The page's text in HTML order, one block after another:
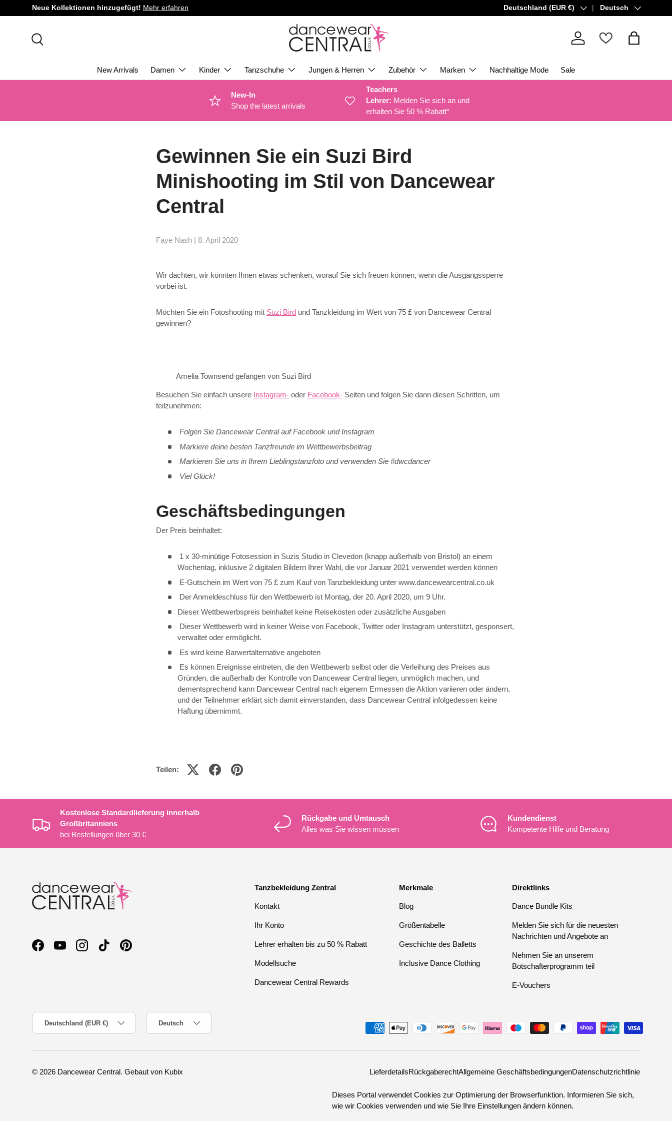
DIREKT ZUM INHALT
Neue Kollektionen hinzugefügt! Mehr erfahren Land/Region
Deutschland (EUR €) SpracheDeutsch
Einloggen
New Arrivals Damen Kinder Tanzschuhe Jungen & Herren Zubehör Marken Nachhaltige Mode Sale
New-In
Shop the latest arrivals
Teachers
Lehrer: Melden Sie sich an und
erhalten Sie 50 % Rabatt*
Gewinnen Sie ein Suzi Bird
Minishooting im Stil von Dancewear
Central
Faye Nash | 8. April 2020
Wir dachten, wir könnten Ihnen etwas schenken, worauf Sie sich freuen können, wenn die Ausgangssperre
vorbei ist.
Möchten Sie ein Fotoshooting mit Suzi Bird und Tanzkleidung im Wert von 75 £ von Dancewear Central
gewinnen?
Amelia Townsend gefangen von Suzi Bird
Besuchen Sie einfach unsere Instagram- oder Facebook- Seiten und folgen Sie dann diesen Schritten, um
teilzunehmen:
Folgen Sie Dancewear Central auf Facebook und Instagram
Markiere deine besten Tanzfreunde im Wettbewerbsbeitrag
Markieren Sie uns in Ihrem Lieblingstanzfoto und verwenden Sie #dwcdancer
Viel Glück!
Geschäftsbedingungen
Der Preis beinhaltet:
1 x 30-minütige Fotosession in Suzis Studio in Clevedon (knapp außerhalb von Bristol) an einem
Wochentag, inklusive 2 digitalen Bildern Ihrer Wahl, die vor Januar 2021 verwendet werden können
E-Gutschein im Wert von 75 £ zum Kauf von Tanzbekleidung unter www.dancewearcentral.co.uk
Der Anmeldeschluss für den Wettbewerb ist Montag, der 20. April 2020, um 9 Uhr.
Dieser Wettbewerbspreis beinhaltet keine Reisekosten oder zusätzliche Ausgaben
Dieser Wettbewerb wird in keiner Weise von Facebook, Twitter oder Instagram unterstützt, gesponsert,
verwaltet oder ermöglicht.
Es wird keine Barwertalternative angeboten
Es können Ereignisse eintreten, die den Wettbewerb selbst oder die Verleihung des Preises aus
Gründen, die außerhalb der Kontrolle von Dancewear Central liegen, unmöglich machen, und
dementsprechend kann Dancewear Central nach eigenem Ermessen die Aktion variieren oder ändern,
und der Teilnehmer erklärt sich damit einverstanden, dass Dancewear Central infolgedessen keine
Haftung übernimmt.
Teilen:
Kostenlose Standardlieferung innerhalb
Großbritanniens
bei Bestellungen über 30 €
Rückgabe und Umtausch
Alles was Sie wissen müssen
Kundendienst
Kompetente Hilfe und Beratung
FacebookYouTubeInstagramTikTokPinterest
Tanzbekleidung Zentral
Kontakt
Ihr Konto
Lehrer erhalten bis zu 50 % Rabatt
Modellsuche
Dancewear Central Rewards
Merkmale
Blog
Größentabelle
Geschichte des Balletts
Inclusive Dance Clothing
Direktlinks
Dance Bundle Kits
Melden Sie sich für die neuesten
Nachrichten und Angebote an
Nehmen Sie an unserem
Botschafterprogramm teil
E-Vouchers
Zahlungsmethoden
Land/Region
Deutschland (EUR €)
Sprache
Deutsch
© 2026 Dancewear Central. Gebaut von Kubix LieferdetailsRückgaberechtAllgemeine GeschäftsbedingungenDatenschutzrichtlinie
Dieses Portal verwendet Cookies zur Optimierung der Browserfunktion. Informieren Sie sich,
wie wir Cookies verwenden und wie Sie Ihre Einstellungen ändern können.